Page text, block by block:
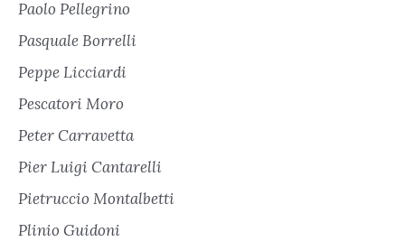
Paolo Pellegrino
Pasquale Borrelli
Peppe Licciardi
Pescatori Moro
Peter Carravetta
Pier Luigi Cantarelli
Pietruccio Montalbetti
Plinio Guidoni